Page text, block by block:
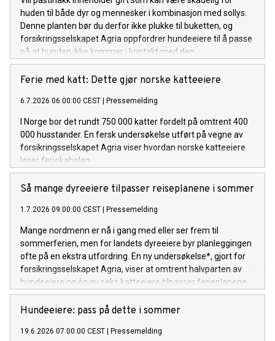
huden til både dyr og mennesker i kombinasjon med sollys.
Denne planten bør du derfor ikke plukke til buketten, og
forsikringsselskapet Agria oppfordrer hundeeiere til å passe
på at hunden ikke kommer i kontakt med den.
Ferie med katt: Dette gjør norske katteeiere
6.7.2026 06:00:00 CEST Pressemelding
I Norge bor det rundt 750 000 katter fordelt på omtrent 400
000 husstander. En fersk undersøkelse utført på vegne av
forsikringsselskapet Agria viser hvordan norske katteeiere
løser feriekabalen.
Så mange dyreeiere tilpasser reiseplanene i sommer
1.7.2026 09:00:00 CEST Pressemelding
Mange nordmenn er nå i gang med eller ser frem til
sommerferien, men for landets dyreeiere byr planleggingen
ofte på en ekstra utfordring. En ny undersøkelse*, gjort for
forsikringsselskapet Agria, viser at omtrent halvparten av
hundeeiere og én av seks katteeiere tilpasser ferieplanene
sine etter de firebeinte familiemedlemmene.
Hundeeiere: pass på dette i sommer
19.6.2026 07:00:00 CEST Pressemelding